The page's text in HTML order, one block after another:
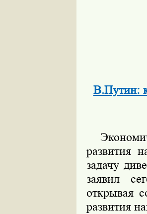
В.Путин:
развития
задачу
заявил
открывая
развития